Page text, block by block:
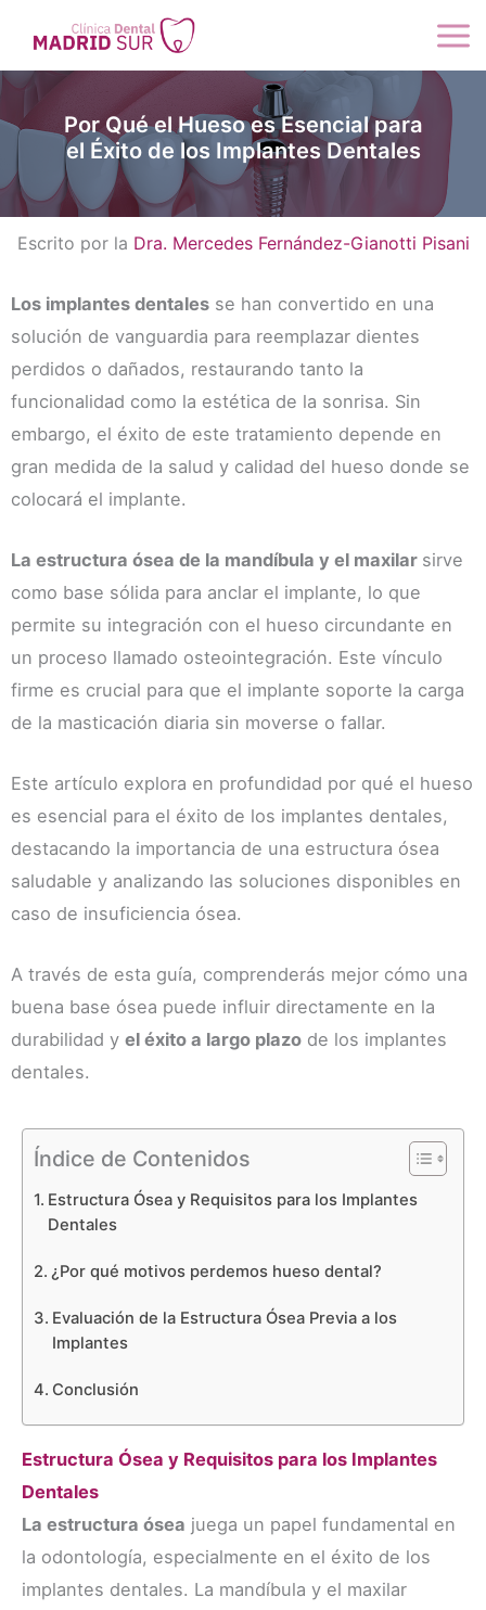
contenido
Por Qué el Hueso es Esencial para
el Éxito de los Implantes Dentales
Escrito por la Dra. Mercedes Fernández-Gianotti Pisani
Los implantes dentales se han convertido en una
solución de vanguardia para reemplazar dientes
perdidos o dañados, restaurando tanto la
funcionalidad como la estética de la sonrisa. Sin
embargo, el éxito de este tratamiento depende en
gran medida de la salud y calidad del hueso donde se
colocará el implante.
La estructura ósea de la mandíbula y el maxilar sirve
como base sólida para anclar el implante, lo que
permite su integración con el hueso circundante en
un proceso llamado osteointegración. Este vínculo
firme es crucial para que el implante soporte la carga
de la masticación diaria sin moverse o fallar.
Este artículo explora en profundidad por qué el hueso
es esencial para el éxito de los implantes dentales,
destacando la importancia de una estructura ósea
saludable y analizando las soluciones disponibles en
caso de insuficiencia ósea.
A través de esta guía, comprenderás mejor cómo una
buena base ósea puede influir directamente en la
durabilidad y el éxito a largo plazo de los implantes
dentales.
Índice de Contenidos
Estructura Ósea y Requisitos para los Implantes
Dentales
¿Por qué motivos perdemos hueso dental?
Evaluación de la Estructura Ósea Previa a los
Implantes
Conclusión
Estructura Ósea y Requisitos para los Implantes
Dentales
La estructura ósea juega un papel fundamental en
la odontología, especialmente en el éxito de los
implantes dentales. La mandíbula y el maxilar